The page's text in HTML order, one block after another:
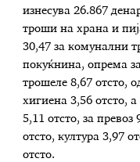
изнесува 26.867
троши на храна и
30,47 за комунални
покуќнина, опрема
трошеле 8,67 отсто,
хигиена 3,56 отсто,
5,11 отсто, за превоз
отсто, култура 3,97
отсто.